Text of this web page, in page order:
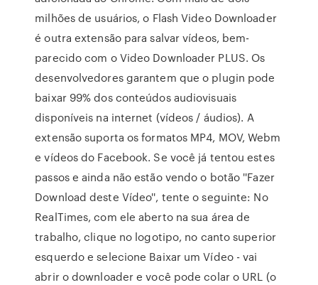
milhões de usuários, o Flash Video Downloader
é outra extensão para salvar vídeos, bem-
parecido com o Video Downloader PLUS. Os
desenvolvedores garantem que o plugin pode
baixar 99% dos conteúdos audiovisuais
disponíveis na internet (vídeos / áudios). A
extensão suporta os formatos MP4, MOV, Webm
e vídeos do Facebook. Se você já tentou estes
passos e ainda não estão vendo o botão ''Fazer
Download deste Vídeo'', tente o seguinte: No
RealTimes, com ele aberto na sua área de
trabalho, clique no logotipo, no canto superior
esquerdo e selecione Baixar um Vídeo - vai
abrir o downloader e você pode colar o URL (o